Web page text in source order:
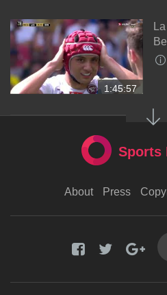
1:45:57
Sports
About Press